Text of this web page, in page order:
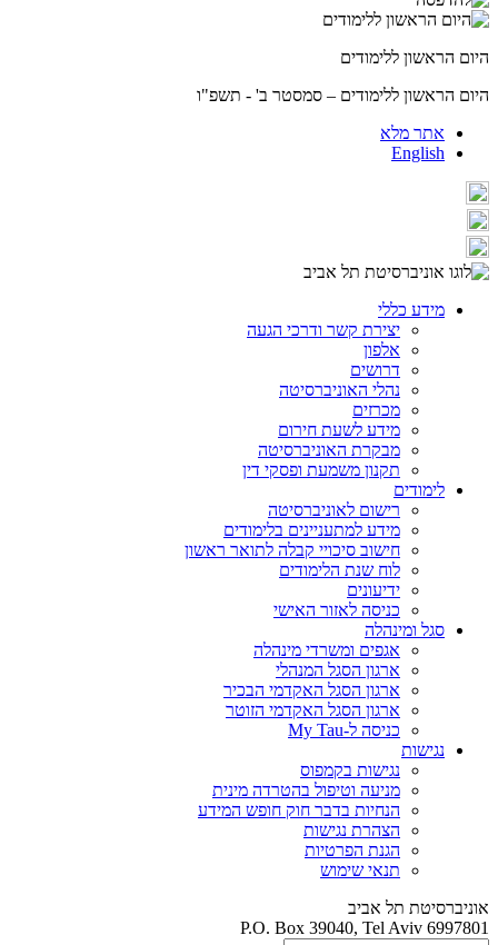
היום הראשון ללימודים
היום הראשון ללימודים – סמסטר ב' - תשפ"ו
אתר מלא
English
מידע כללי
יצירת קשר ודרכי הגעה
אלפון
דרושים
נהלי האוניברסיטה
מכרזים
מידע לשעת חירום
מבקרת האוניברסיטה
תקנון משמעת ופסקי דין
לימודים
רישום לאוניברסיטה
מידע למתעניינים בלימודים
חישוב סיכויי קבלה לתואר ראשון
לוח שנת הלימודים
ידיעונים
כניסה לאזור האישי
סגל ומינהלה
אגפים ומשרדי מינהלה
ארגון הסגל המנהלי
ארגון הסגל האקדמי הבכיר
ארגון הסגל האקדמי הזוטר
כניסה ל-My Tau
נגישות
נגישות בקמפוס
מניעה וטיפול בהטרדה מינית
הנחיות בדבר חוק חופש המידע
הצהרת נגישות
הגנת הפרטיות
תנאי שימוש
אוניברסיטת תל אביב
P.O. Box 39040, Tel Aviv 6997801